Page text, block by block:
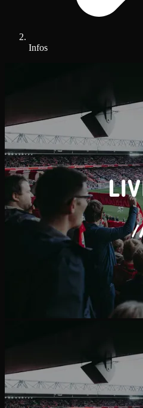
Infos